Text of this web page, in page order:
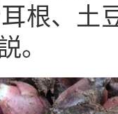
根、土
。